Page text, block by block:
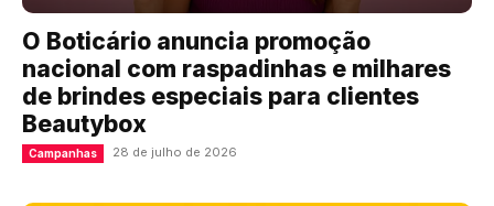
O Boticário anuncia promoção
nacional com raspadinhas e milhares
de brindes especiais para clientes
Beautybox
Campanhas 28 de julho de 2026